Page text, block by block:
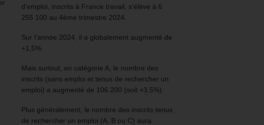
d’emploi, inscrits à France travail, s’élève à 6
255 100 au 4ème trimestre 2024.
Sur l’année 2024, il a globalement augmenté de
+1,5%.
Mais surtout, en catégorie A, le nombre des
inscrits (sans emploi et tenus de rechercher un
emploi) a augmenté de 106 200 (soit +3,5%).
Plus généralement, le nombre des inscrits tenus
de rechercher un emploi (A, B ou C) aura